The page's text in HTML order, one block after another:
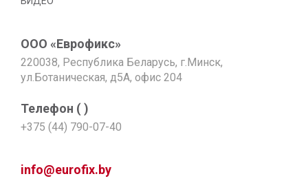
ООО «Еврофикс»
220038, Республика Беларусь, г.Минск,
ул.Ботаническая, д5А, офис 204
Телефон ( )
+375 (44) 790-07-40
info@eurofix.by